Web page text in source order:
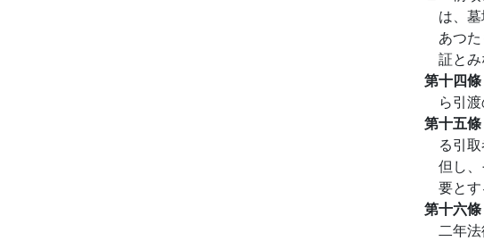
は、
あつ
証とみ
第十四
ら引
第十五
る引
但し
要とす
第十六
二年